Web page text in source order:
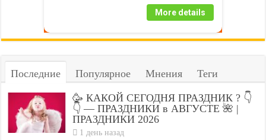
More details
Последние Популярное Мнения Теги
🥳 КАКОЙ СЕГОДНЯ ПРАЗДНИК ? 👇
👇 — ПРАЗДНИКИ в АВГУСТЕ 🌺 |
ПРАЗДНИКИ 2026
1 день назад